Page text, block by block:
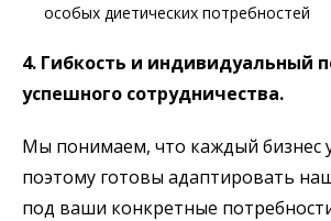
особых диетических потребностей
4. Гибкость и индивидуальный
успешного сотрудничества.
Мы понимаем, что каждый бизнес
поэтому готовы адаптировать
под ваши конкретные